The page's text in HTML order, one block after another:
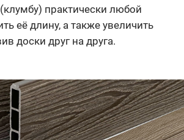
практически любой
её длину, а также увеличить
доски друг на друга.